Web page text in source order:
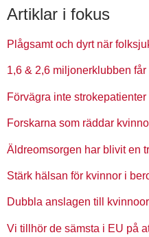
Artiklar i fokus
Plågsamt och dyrt när
1,6 & 2,6 miljonerklubben
Förvägra inte strokepatienter
Forskarna som räddar
Äldreomsorgen har blivit en
Stärk hälsan för kvinnor i
Dubbla anslagen till
Vi tillhör de sämsta i EU på